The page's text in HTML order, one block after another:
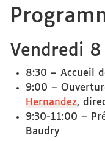
Vendredi
8:30 – Accueil
9:00 –
Hernandez,
9:30-11:00 –
Baudry